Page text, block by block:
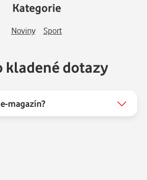
Kategorie
Noviny Sport
kladené dotazy
magazín?